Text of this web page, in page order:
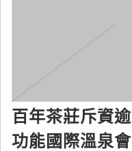
百年茶莊斥資
功能國際溫泉